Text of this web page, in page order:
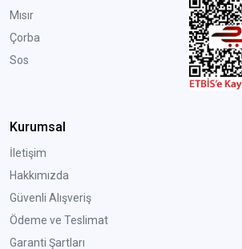
Mısır
Çorba
Sos
Kurumsal
İletişim
Hakkımızda
Güvenli Alışveriş
Ödeme ve Teslimat
Garanti Şartları